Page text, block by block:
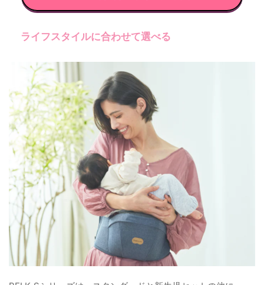
ライフスタイルに合わせて選べる